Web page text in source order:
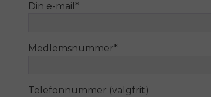
Din e-mail *
Medlemsnummer*
Telefonnummer (valgfrit)